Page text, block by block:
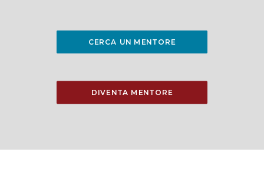
CERCA UN MENTORE
DIVENTA MENTORE